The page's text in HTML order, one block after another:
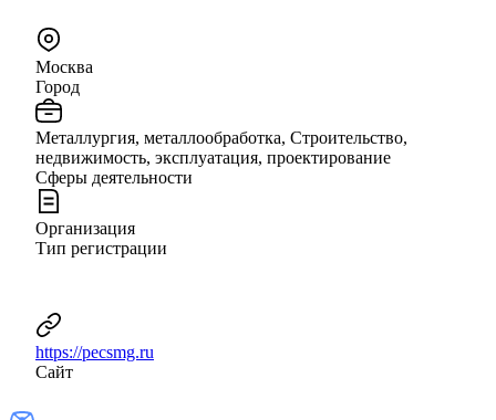
Москва
Город
Металлургия, металлообработка, Строительство,
недвижимость, эксплуатация, проектирование
Сферы деятельности
Организация
Тип регистрации
https://pecsmg.ru
Сайт